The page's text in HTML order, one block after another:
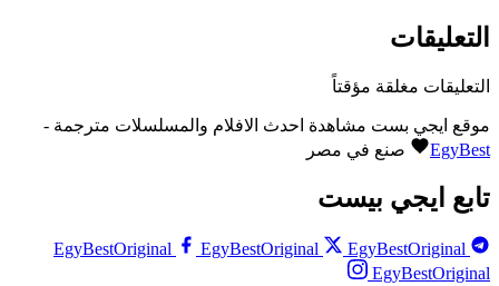
التعليقات
التعليقات مغلقة مؤقتاً
موقع ايجي بست مشاهدة احدث الافلام والمسلسلات مترجمة -
EgyBest
صنع في مصر
تابع ايجي بيست
EgyBestOriginal EgyBestOriginal
EgyBestOriginal
EgyBestOriginal